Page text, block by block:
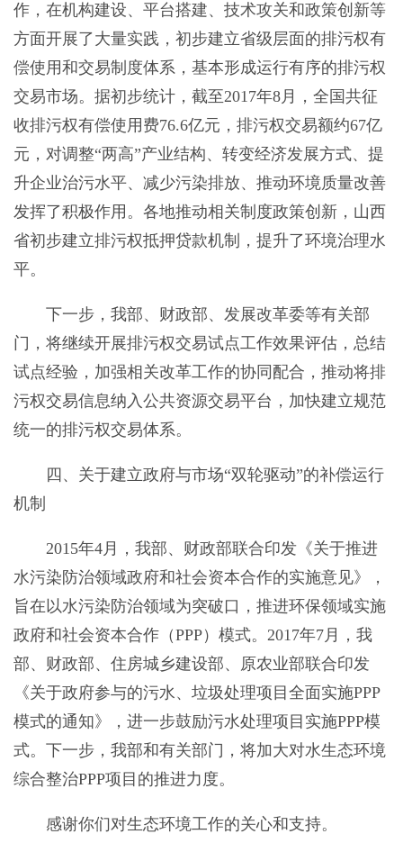
作，在机构建设、平台搭建、技术攻关和政策创新等
方面开展了大量实践，初步建立省级层面的排污权有
偿使用和交易制度体系，基本形成运行有序的排污权
交易市场。据初步统计，截至2017年8月，全国共征
收排污权有偿使用费76.6亿元，排污权交易额约67亿
元，对调整“两高”产业结构、转变经济发展方式、提
升企业治污水平、减少污染排放、推动环境质量改善
发挥了积极作用。各地推动相关制度政策创新，山西
省初步建立排污权抵押贷款机制，提升了环境治理水
平。
下一步，我部、财政部、发展改革委等有关部
门，将继续开展排污权交易试点工作效果评估，总结
试点经验，加强相关改革工作的协同配合，推动将排
污权交易信息纳入公共资源交易平台，加快建立规范
统一的排污权交易体系。
四、关于建立政府与市场“双轮驱动”的补偿运行
机制
2015年4月，我部、财政部联合印发《关于推进
水污染防治领域政府和社会资本合作的实施意见》，
旨在以水污染防治领域为突破口，推进环保领域实施
政府和社会资本合作（PPP）模式。2017年7月，我
部、财政部、住房城乡建设部、原农业部联合印发
《关于政府参与的污水、垃圾处理项目全面实施PPP
模式的通知》，进一步鼓励污水处理项目实施PPP模
式。下一步，我部和有关部门，将加大对水生态环境
综合整治PPP项目的推进力度。
感谢你们对生态环境工作的关心和支持。